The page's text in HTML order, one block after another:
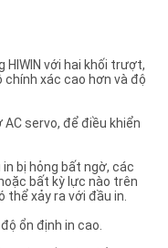
với hai khối trượt,
xác cao hơn và độ
servo, để điều khiển
bị hỏng bất ngờ, các
bất kỳ lực nào trên
thể xảy ra với đầu in.
ổn định in cao.